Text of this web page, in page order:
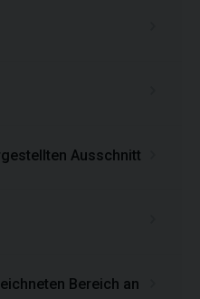
Ausschnitt
Bereich an